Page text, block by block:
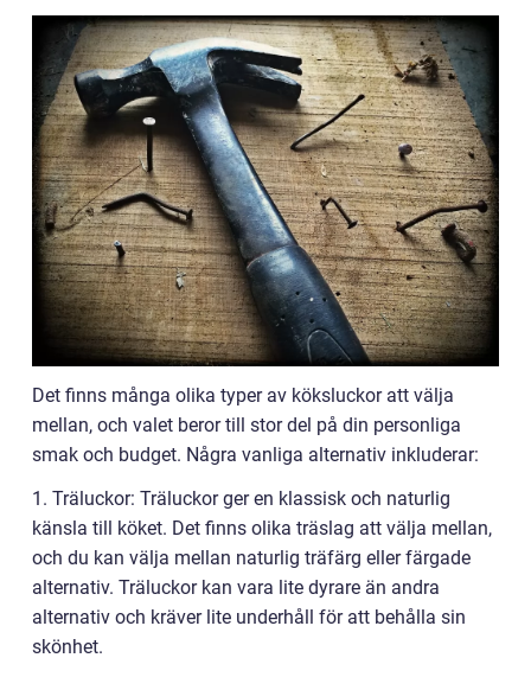
Det finns många olika typer av köksluckor att välja
mellan, och valet beror till stor del på din personliga
smak och budget. Några vanliga alternativ inkluderar:
1. Träluckor: Träluckor ger en klassisk och naturlig
känsla till köket. Det finns olika träslag att välja mellan,
och du kan välja mellan naturlig träfärg eller färgade
alternativ. Träluckor kan vara lite dyrare än andra
alternativ och kräver lite underhåll för att behålla sin
skönhet.